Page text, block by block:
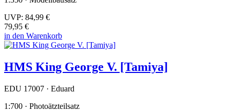
UVP: 84,99 €
79,95 €
in den Warenkorb
HMS King George V. [Tamiya]
EDU 17007 · Eduard
1:700 · Photoätzteilsatz